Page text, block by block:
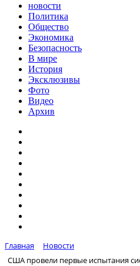
новости
Политика
Общество
Экономика
Безопасность
В мире
История
Эксклюзивы
Фото
Видео
Архив
Главная
Новости
США провели первые испытания